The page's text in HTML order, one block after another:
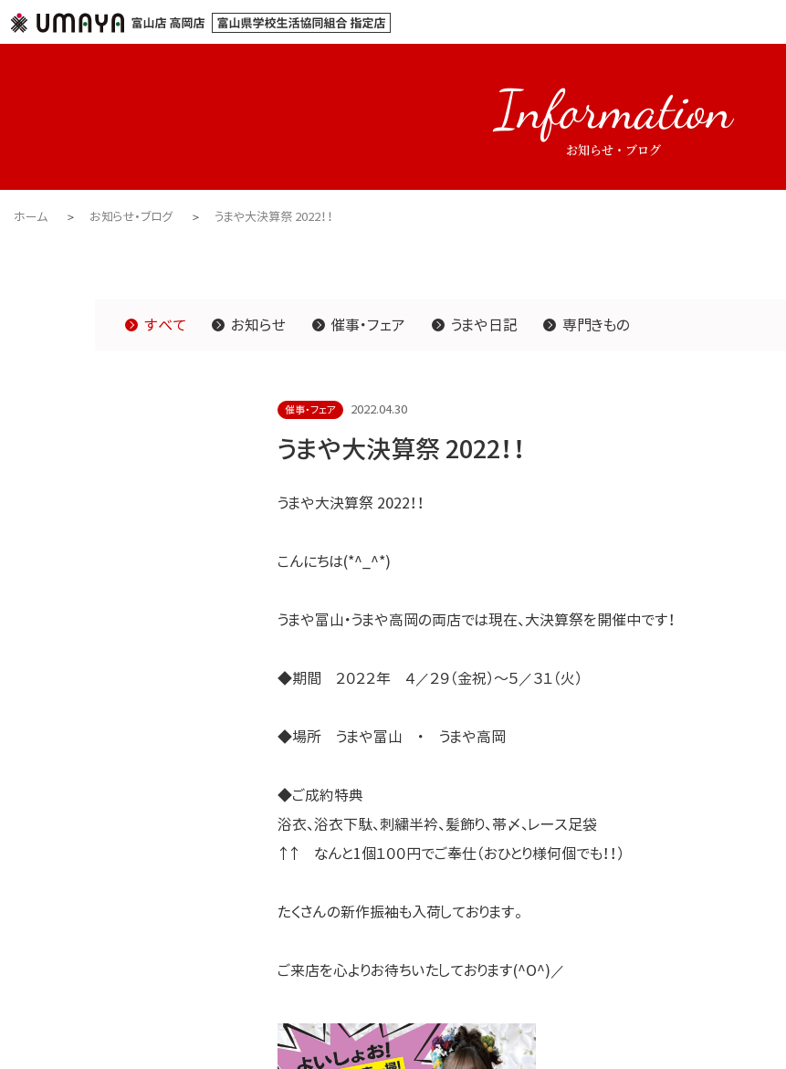
Information
お知らせ・ブログ
ホーム お知らせ・ブログ うまや大決算祭 2022！！
すべて お知らせ 催事・フェア うまや日記 専門きもの
催事・フェア 2022.04.30
うまや大決算祭 2022！！
うまや大決算祭 2022！！
こんにちは(*^_^*)
うまや富山・うまや高岡の両店では現在、大決算祭を開催中です！
◆期間 ２０２２年 ４／２９（金祝）～５／３１（火）
◆場所 うまや富山 ・ うまや高岡
◆ご成約特典
浴衣、浴衣下駄、刺繍半衿、髪飾り、帯〆、レース足袋
↑↑ なんと1個１００円でご奉仕（おひとり様何個でも！！）
たくさんの新作振袖も入荷しております。
ご来店を心よりお待ちいたしております(^O^)／